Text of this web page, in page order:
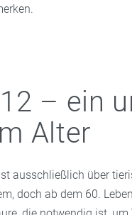
– ein
Alter
ausschließlich über
doch ab dem 60.